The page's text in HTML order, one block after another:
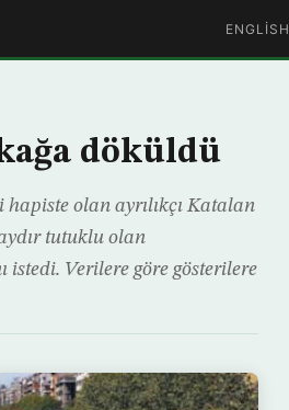
ENGLISH
döküldü
olan ayrılıkçı Katalan
tutuklu olan
istedi. Verilere göre gösterilere